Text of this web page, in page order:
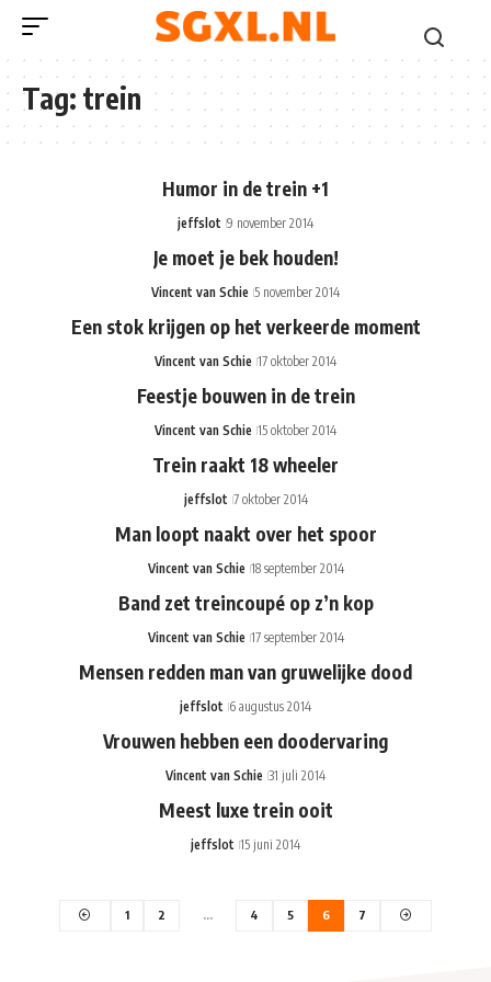
Tag: trein
Humor in de trein +1
jeffslot 9 november 2014
Je moet je bek houden!
Vincent van Schie 5 november 2014
Een stok krijgen op het verkeerde moment
Vincent van Schie 17 oktober 2014
Feestje bouwen in de trein
Vincent van Schie 15 oktober 2014
Trein raakt 18 wheeler
jeffslot 7 oktober 2014
Man loopt naakt over het spoor
Vincent van Schie 18 september 2014
Band zet treincoupé op z’n kop
Vincent van Schie 17 september 2014
Mensen redden man van gruwelijke dood
jeffslot 6 augustus 2014
Vrouwen hebben een doodervaring
Vincent van Schie 31 juli 2014
Meest luxe trein ooit
jeffslot 15 juni 2014
1 2 … 4 5 6 7